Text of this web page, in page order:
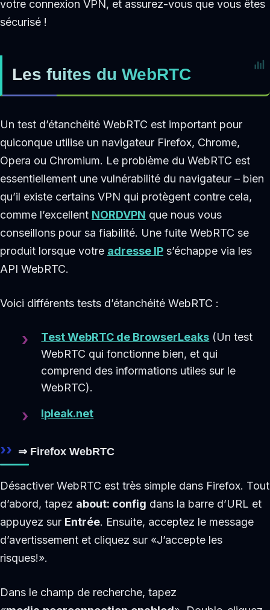
votre connexion VPN, et assurez-vous que vous êtes
sécurisé !
Les fuites du WebRTC
Un test d’étanchéité WebRTC est important pour
quiconque utilise un navigateur Firefox, Chrome,
Opera ou Chromium. Le problème du WebRTC est
essentiellement une vulnérabilité du navigateur – bien
qu’il existe certains VPN qui protègent contre cela,
comme l’excellent NORDVPN que nous vous
conseillons pour sa fiabilité. Une fuite WebRTC se
produit lorsque votre adresse IP s’échappe via les
API WebRTC.
Voici différents tests d’étanchéité WebRTC :
Test WebRTC de BrowserLeaks (Un test
WebRTC qui fonctionne bien, et qui
comprend des informations utiles sur le
WebRTC).
Ipleak.net
⇒ Firefox WebRTC
Désactiver WebRTC est très simple dans Firefox. Tout
d’abord, tapez about: config dans la barre d’URL et
appuyez sur Entrée. Ensuite, acceptez le message
d’avertissement et cliquez sur «J’accepte les
risques!».
Dans le champ de recherche, tapez